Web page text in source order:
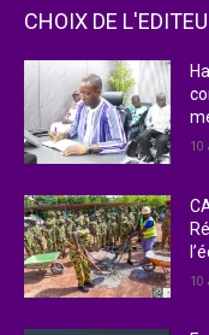
CHOIX DE
10
10